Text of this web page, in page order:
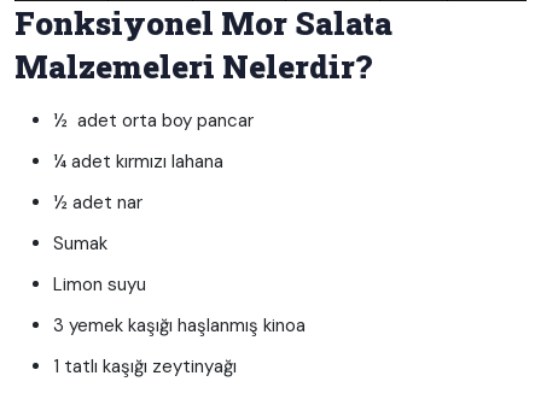
Fonksiyonel Mor Salata
Malzemeleri Nelerdir?
½ adet orta boy pancar
¼ adet kırmızı lahana
½ adet nar
Sumak
Limon suyu
3 yemek kaşığı haşlanmış kinoa
1 tatlı kaşığı zeytinyağı